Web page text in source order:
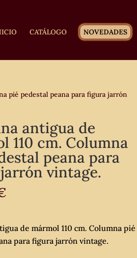
CATÁLOGO NOVEDADES
pié pedestal peana para figura jarrón
antigua de
110 cm. Columna
peana para
vintage.
de mármol 110 cm. Columna pié
para figura jarrón vintage.